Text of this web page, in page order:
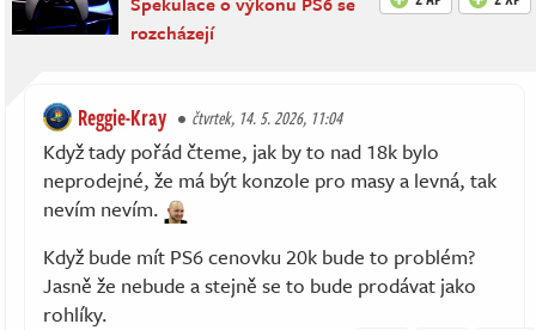
rozcházejí
Reggie-Kray čtvrtek, 14. 5. 2026, 11:04
Když tady pořád čteme, jak by to nad 18k bylo
neprodejné, že má být konzole pro masy a levná, tak
nevím nevím.
Když bude mít PS6 cenovku 20k bude to problém?
Jasně že nebude a stejně se to bude prodávat jako
rohlíky.